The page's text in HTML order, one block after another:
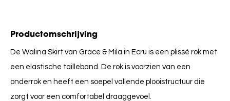
Productomschrijving
De Walina Skirt van Grace & Mila in Ecru is een plissé rok met
een elastische tailleband. De rok is voorzien van een
onderrok en heeft een soepel vallende plooistructuur die
zorgt voor een comfortabel draaggevoel.